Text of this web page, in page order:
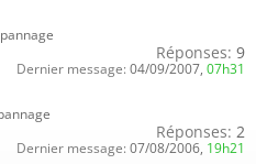
Réponses: 9
Dernier message: 04/09/2007, 07h31
Réponses: 2
Dernier message: 07/08/2006, 19h21